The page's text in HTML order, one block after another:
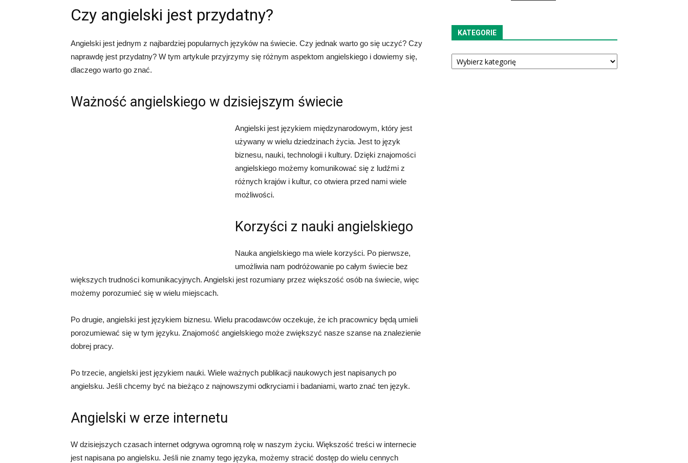
Czy angielski jest przydatny?
Angielski jest jednym z najbardziej popularnych języków na świecie. Czy jednak warto go się uczyć? Czy
naprawdę jest przydatny? W tym artykule przyjrzymy się różnym aspektom angielskiego i dowiemy się,
dlaczego warto go znać.
Ważność angielskiego w dzisiejszym świecie
Angielski jest językiem międzynarodowym, który jest
używany w wielu dziedzinach życia. Jest to język
biznesu, nauki, technologii i kultury. Dzięki znajomości
angielskiego możemy komunikować się z ludźmi z
różnych krajów i kultur, co otwiera przed nami wiele
możliwości.
Korzyści z nauki angielskiego
Nauka angielskiego ma wiele korzyści. Po pierwsze,
umożliwia nam podróżowanie po całym świecie bez
większych trudności komunikacyjnych. Angielski jest rozumiany przez większość osób na świecie, więc
możemy porozumieć się w wielu miejscach.
Po drugie, angielski jest językiem biznesu. Wielu pracodawców oczekuje, że ich pracownicy będą umieli
porozumiewać się w tym języku. Znajomość angielskiego może zwiększyć nasze szanse na znalezienie
dobrej pracy.
Po trzecie, angielski jest językiem nauki. Wiele ważnych publikacji naukowych jest napisanych po
angielsku. Jeśli chcemy być na bieżąco z najnowszymi odkryciami i badaniami, warto znać ten język.
Angielski w erze internetu
W dzisiejszych czasach internet odgrywa ogromną rolę w naszym życiu. Większość treści w internecie
jest napisana po angielsku. Jeśli nie znamy tego języka, możemy stracić dostęp do wielu cennych
KATEGORIE
Kategorie